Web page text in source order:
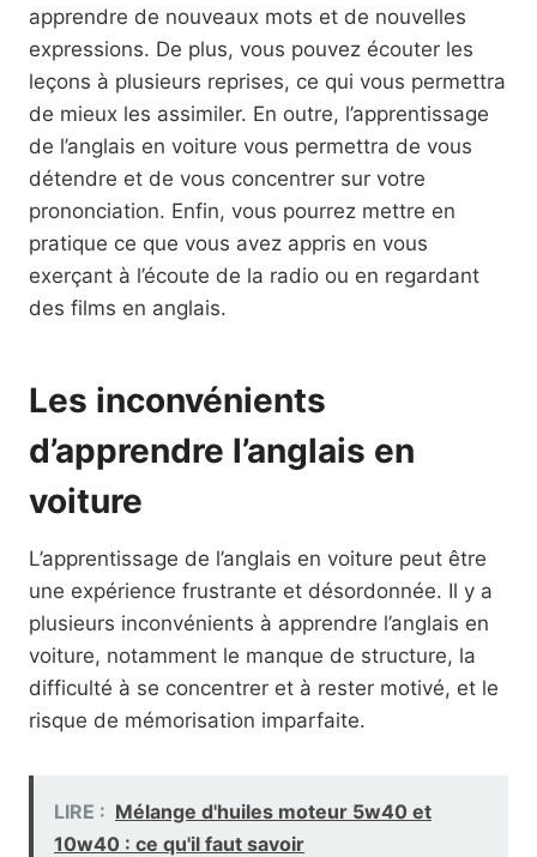
apprendre de nouveaux mots et de nouvelles
expressions. De plus, vous pouvez écouter les
leçons à plusieurs reprises, ce qui vous permettra
de mieux les assimiler. En outre, l’apprentissage
de l’anglais en voiture vous permettra de vous
détendre et de vous concentrer sur votre
prononciation. Enfin, vous pourrez mettre en
pratique ce que vous avez appris en vous
exerçant à l’écoute de la radio ou en regardant
des films en anglais.
Les inconvénients
d’apprendre l’anglais en
voiture
L’apprentissage de l’anglais en voiture peut être
une expérience frustrante et désordonnée. Il y a
plusieurs inconvénients à apprendre l’anglais en
voiture, notamment le manque de structure, la
difficulté à se concentrer et à rester motivé, et le
risque de mémorisation imparfaite.
LIRE : Mélange d'huiles moteur 5w40 et
10w40 : ce qu'il faut savoir